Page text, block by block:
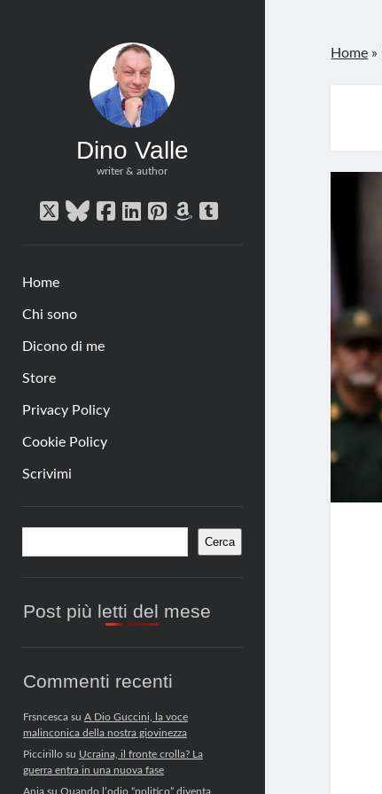
Dino Valle
writer & author
twitterbluesky
facebook
linkedin
pinterest
amazon
tumblr
Home
Chi sono
Dicono di me
Store
Privacy Policy
Cookie Policy
Scrivimi
Barra
laterale
Cerca
Post più letti del mese
Commenti recenti
Frsncescasu A Dio Guccini, la voce
malinconica della nostra giovinezza
Piccirillosu Ucraina, il fronte crolla? La
guerra entra in una nuova fase
Anjasu Quando l’odio “politico” diventa
Home »